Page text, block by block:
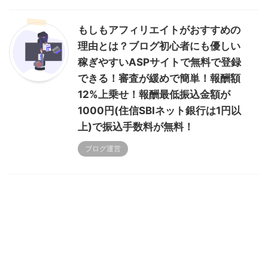
もしもアフィリエイトがおすすめの
理由とは？ブログ初心者にも優しい
稼ぎやすいASPサイトで無料で登録
できる！審査が緩めで簡単！報酬額
12%上乗せ！報酬最低振込金額が
1000円(住信SBIネット銀行は1円以
上)で振込手数料が無料！
ブログ運営